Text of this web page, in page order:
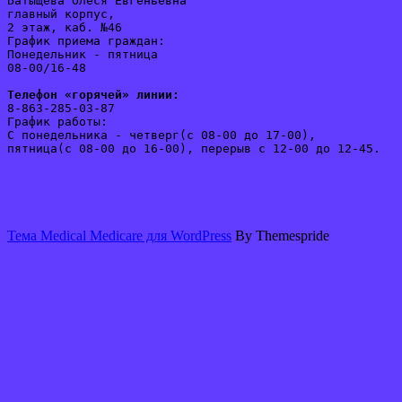
главный корпус,
2 этаж, каб. №46
График приема граждан:
Понедельник - пятница
08-00/16-48
Телефон «горячей» линии:
8-863-285-03-87
График работы:
С понедельника - четверг(с 08-00 до 17-00),
пятница(с 08-00 до 16-00), перерыв с 12-00 до 12-45.
Тема Medical Medicare для WordPress By Themespride